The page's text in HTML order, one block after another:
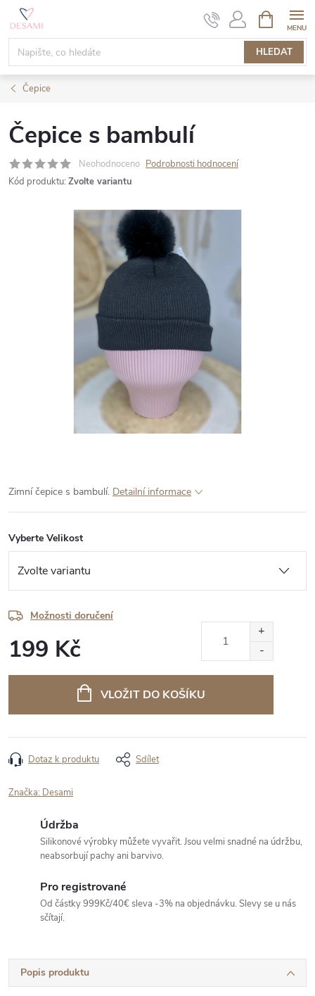
Přejít
obsah
HLEDAT
NÁKUPNÍ
KOŠÍK
Čepice
Čepice s bambulí
Neohodnoceno Podrobnosti hodnocení
Kód produktu: Zvolte variantu
Zimní čepice s bambulí. Detailní informace
Vyberte Velikost
Možnosti doručení
199 Kč
VLOŽIT DO KOŠÍKU
Dotaz k produktu Sdílet
Značka: Desami
Údržba
Silikonové výrobky můžete vyvařit. Jsou velmi snadné na údržbu,
neabsorbují pachy ani barvivo.
Pro registrované
Od částky 999Kč/40€ sleva -3% na objednávku. Slevy se u nás
sčítají.
Popis produktu